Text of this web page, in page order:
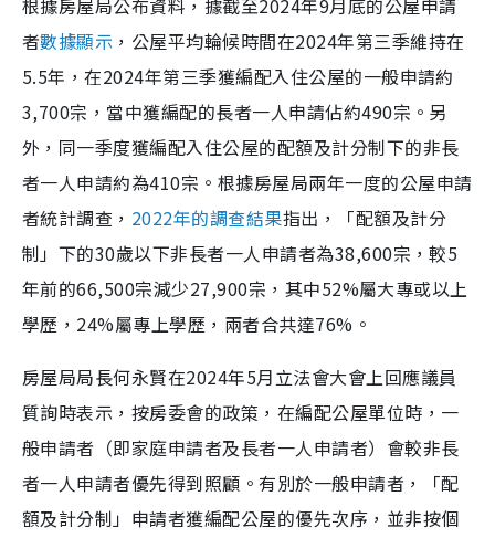
根據房屋局公布資料，據截至2024年9月底的公屋申請
者數據顯示 ，公屋平均輪候時間在2024年第三季維持在
5.5年，在2024年第三季獲編配入住公屋的一般申請約
3,700宗，當中獲編配的長者一人申請佔約490宗。另
外，同一季度獲編配入住公屋的配額及計分制下的非長
者一人申請約為410宗。根據房屋局兩年一度的公屋申請
者統計調查， 2022年的調查結果指出，「配額及計分
制」下的30歲以下非長者一人申請者為38,600宗，較5
年前的66,500宗減少27,900宗，其中52%屬大專或以上
學歷，24%屬專上學歷，兩者合共達76%。
房屋局局長何永賢在2024年5月立法會大會上回應議員
質詢時表示，按房委會的政策，在編配公屋單位時，一
般申請者（即家庭申請者及長者一人申請者）會較非長
者一人申請者優先得到照顧。有別於一般申請者，「配
額及計分制」申請者獲編配公屋的優先次序，並非按個